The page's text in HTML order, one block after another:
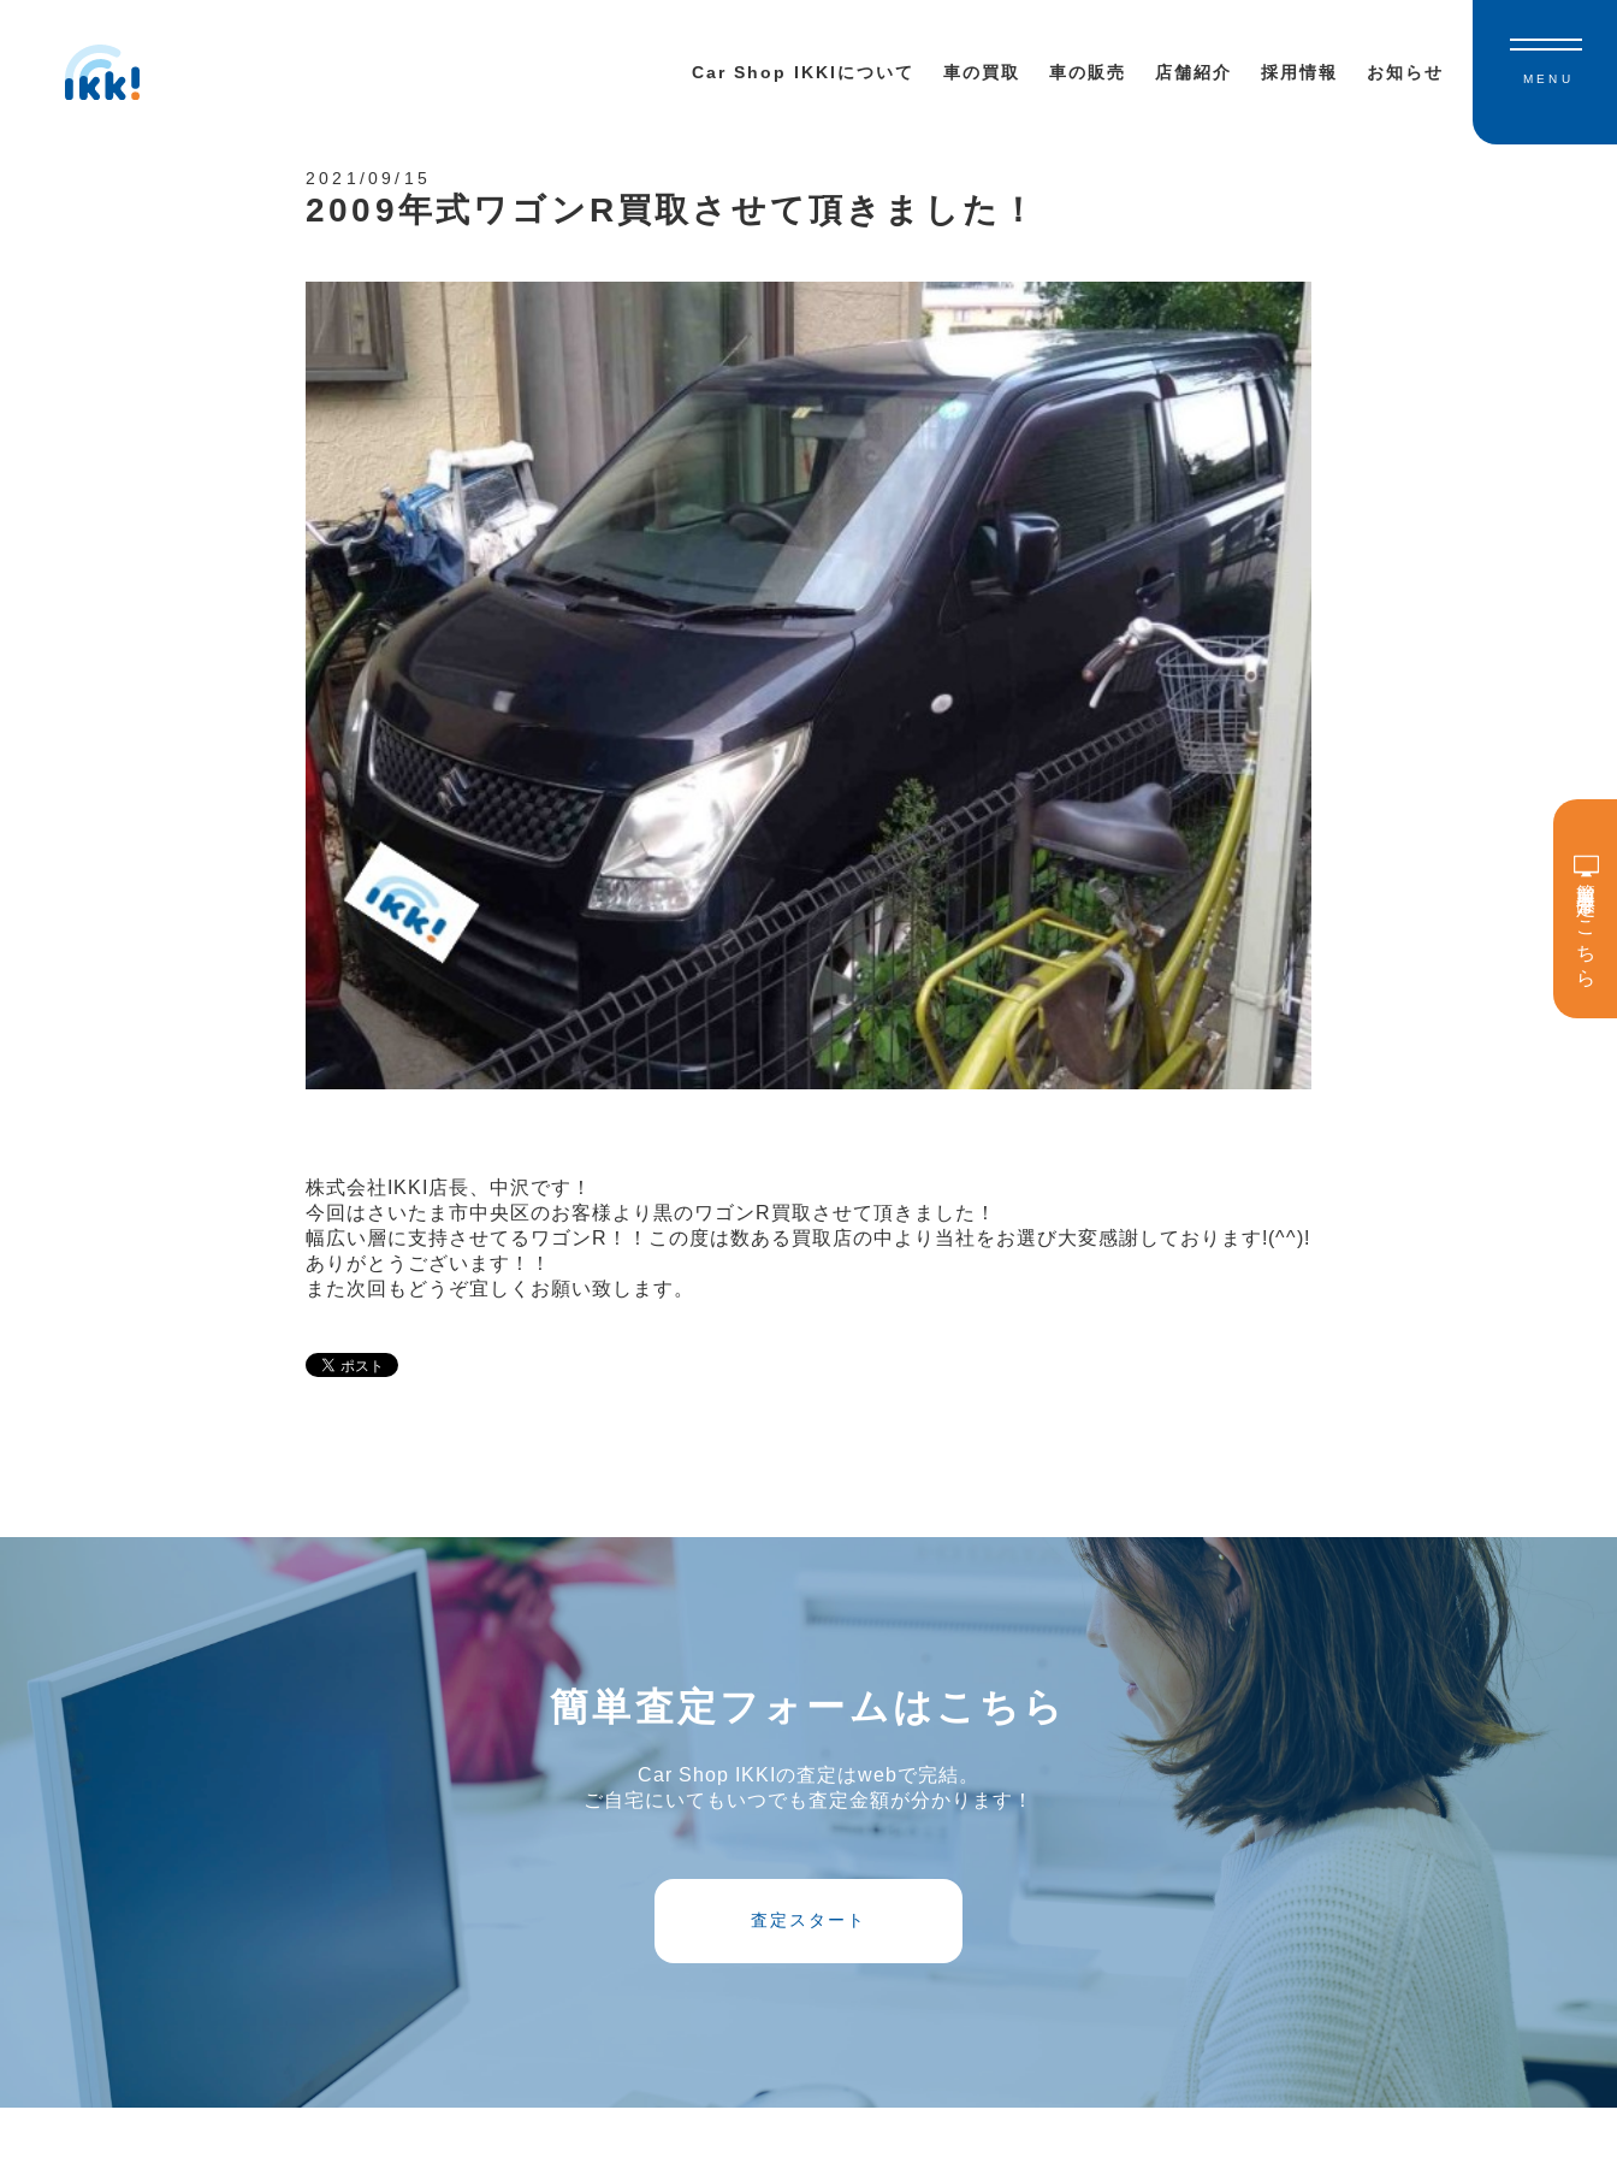
Car Shop IKKIについて 車の買取 車の販売 店舗紹介 採用情報 お知らせ MENU
簡単買取査定はこちら
2021/09/15
2009年式ワゴンR買取させて頂きました！
株式会社IKKI店長、中沢です！
今回はさいたま市中央区のお客様より黒のワゴンR買取させて頂きました！
幅広い層に支持させてるワゴンR！！この度は数ある買取店の中より当社をお選び大変感謝しております!(^^)!
ありがとうございます！！
また次回もどうぞ宜しくお願い致します。
簡単査定フォームはこちら
Car Shop IKKIの査定はwebで完結。
ご自宅にいてもいつでも査定金額が分かります！
査定スタート